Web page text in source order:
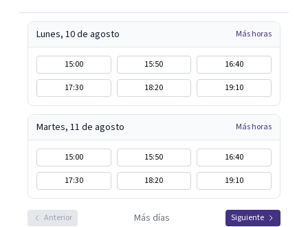
Lunes, 10 de agosto Más horas
15:00 15:50
16:40
17:30
18:20 19:10
Martes, 11 de agosto Más horas
15:00 15:50
16:40
17:30
18:20 19:10
Anterior Más días Siguiente